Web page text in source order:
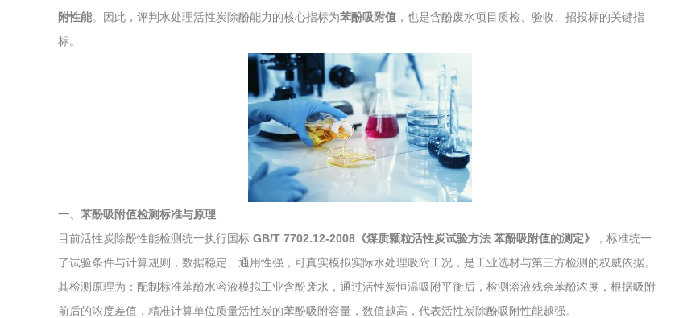
综合利用工程
附性能。因此，评判水处理活性炭除酚能力的核心指标为苯酚吸附值 ，也是含酚废水项目质检、验收、招投标的关键指
标。
一、苯酚吸附值检测标准与原理
目前活性炭除酚性能检测统一执行国标 GB/T 7702.12-2008《煤质颗粒活性炭试验方法 苯酚吸附值的测定》
，标准统一
了试验条件与计算规则，数据稳定、通用性强，可真实模拟实际水处理吸附工况，是工业选材与第三方检测的权威依据。
其检测原理为：配制标准苯酚水溶液模拟工业含酚废水，通过活性炭恒温吸附平衡后，检测溶液残余苯酚浓度，根据吸附
前后的浓度差值，精准计算单位质量活性炭的苯酚吸附容量，数值越高，代表活性炭除酚吸附性能越强。